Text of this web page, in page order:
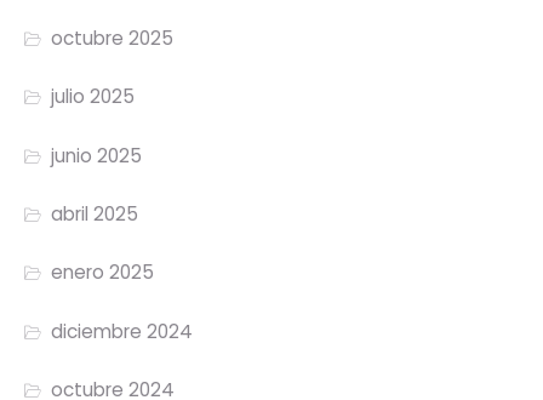
octubre 2025
julio 2025
junio 2025
abril 2025
enero 2025
diciembre 2024
octubre 2024